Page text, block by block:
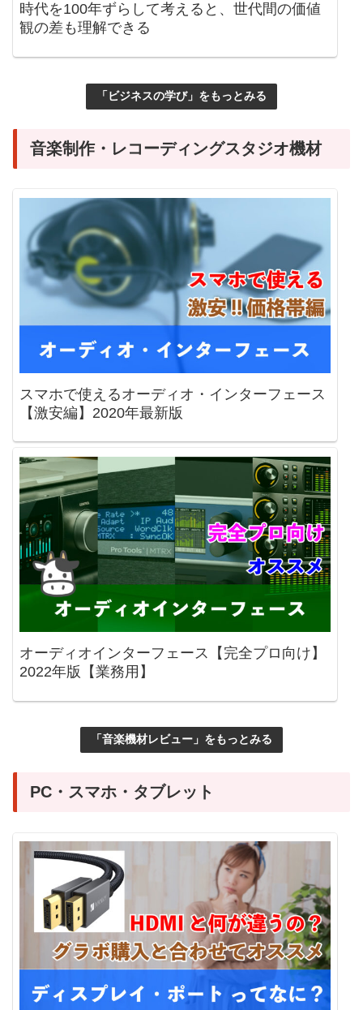
時代を100年ずらして考えると、世代間の価値
観の差も理解できる
「ビジネスの学び」をもっとみる
音楽制作・レコーディングスタジオ機材
スマホで使えるオーディオ・インターフェース
【激安編】2020年最新版
オーディオインターフェース【完全プロ向け】
2022年版【業務用】
「音楽機材レビュー」をもっとみる
PC・スマホ・タブレット